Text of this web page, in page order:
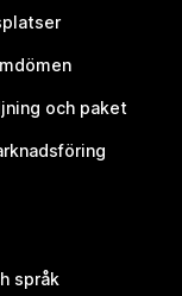
och paket
språk